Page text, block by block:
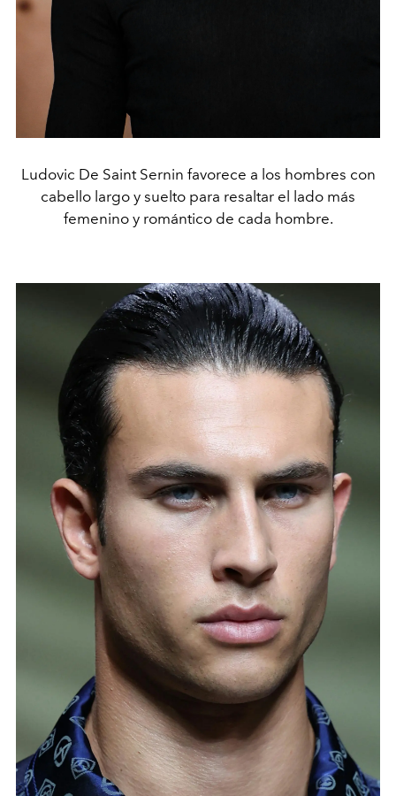
Ludovic De Saint Sernin favorece a los hombres con
cabello largo y suelto para resaltar el lado más
femenino y romántico de cada hombre.